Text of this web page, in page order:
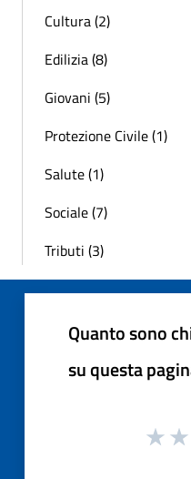
Cultura (2)
Edilizia (8)
Giovani (5)
Protezione Civile (1)
Salute (1)
Sociale (7)
Tributi (3)
Quanto sono
su questa